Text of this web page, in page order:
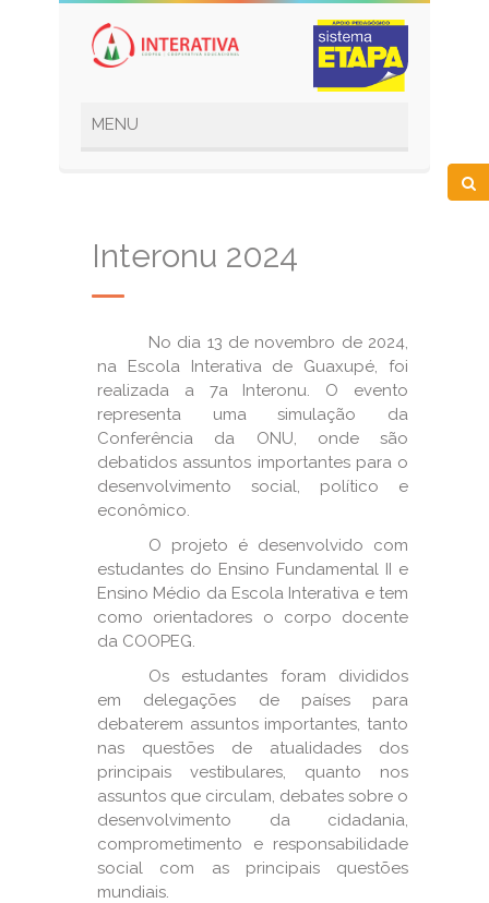
Interonu 2024
No dia 13 de novembro de 2024,
na Escola Interativa de Guaxupé, foi
realizada a 7a Interonu. O evento
representa uma simulação da
Conferência da ONU, onde são
debatidos assuntos importantes para o
desenvolvimento social, político e
econômico.
O projeto é desenvolvido com
estudantes do Ensino Fundamental II e
Ensino Médio da Escola Interativa e tem
como orientadores o corpo docente
da COOPEG.
Os estudantes foram divididos
em delegações de países para
debaterem assuntos importantes, tanto
nas questões de atualidades dos
principais vestibulares, quanto nos
assuntos que circulam, debates sobre o
desenvolvimento da cidadania,
comprometimento e responsabilidade
social com as principais questões
mundiais.